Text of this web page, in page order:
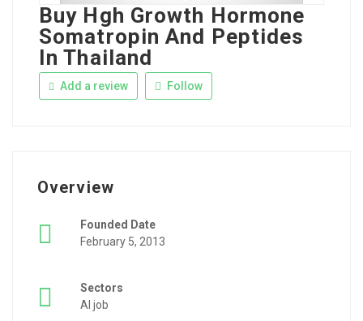
Buy Hgh Growth Hormone
Somatropin And Peptides
In Thailand
Add a review Follow
Overview
Founded Date
February 5, 2013
Sectors
AI job